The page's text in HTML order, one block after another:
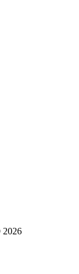
2026